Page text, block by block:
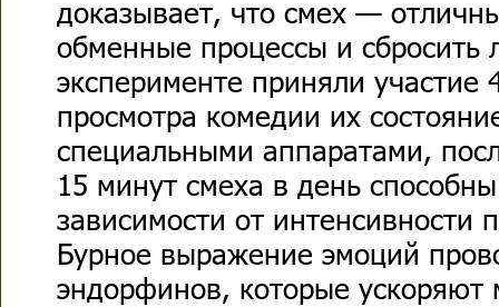
доказывает, что смех —
обменные процессы и сбросить
эксперименте приняли участие
просмотра комедии их
специальными аппаратами,
15 минут смеха в день
зависимости от интенсивности
Бурное выражение эмоций
эндорфинов, которые ускоряют